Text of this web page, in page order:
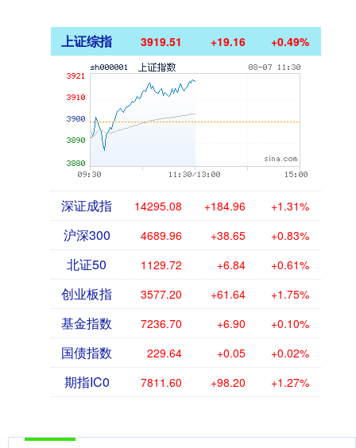
上证综指 3919.51 +19.16 +0.49%
深证成指 14295.08 +184.96 +1.31%
沪深300 4689.96 +38.65 +0.83%
北证50 1129.72 +6.84 +0.61%
创业板指 3577.20 +61.64 +1.75%
基金指数 7236.70 +6.90 +0.10%
国债指数 229.64 +0.05 +0.02%
期指IC0 7811.60 +98.20 +1.27%